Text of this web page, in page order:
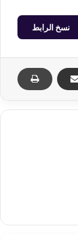
نسخ الرابط